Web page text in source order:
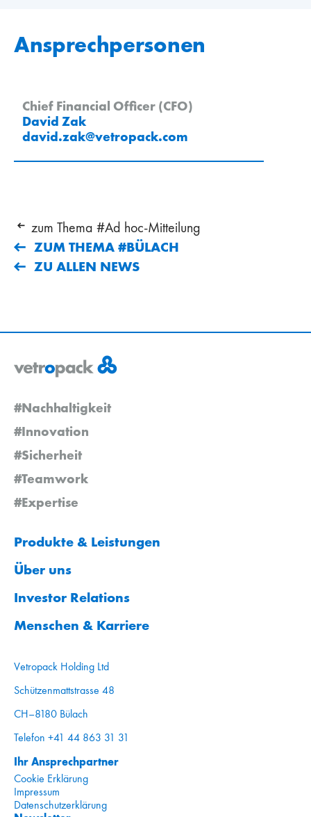
Ansprechpersonen
Chief Financial Officer (CFO)
David Zak
david.zak@vetropack.com
zum Thema #Ad hoc-Mitteilung
ZUM THEMA #BÜLACH
ZU ALLEN NEWS
#Nachhaltigkeit
#Innovation
#Sicherheit
#Teamwork
#Expertise
Produkte & Leistungen
Über uns
Investor Relations
Menschen & Karriere
Vetropack Holding Ltd
Schützenmattstrasse 48
CH–8180 Bülach
Telefon +41 44 863 31 31
Ihr Ansprechpartner
Cookie Erklärung
Impressum
Datenschutzerklärung